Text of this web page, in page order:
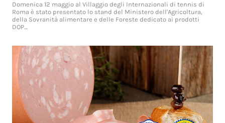
Domenica 12 maggio al Villaggio degli Internazionali di tennis di
Roma è stato presentato lo stand del Ministero dell'Agricoltura,
della Sovranità alimentare e delle Foreste dedicato ai prodotti
DOP…